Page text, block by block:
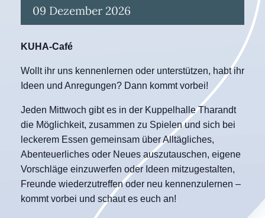
09 Dezember 2026
KUHA-Café
Wollt ihr uns kennenlernen oder unterstützen, habt ihr
Ideen und Anregungen? Dann kommt vorbei!
Jeden Mittwoch gibt es in der Kuppelhalle Tharandt
die Möglichkeit, zusammen zu Spielen und sich bei
leckerem Essen gemeinsam über Alltägliches,
Abenteuerliches oder Neues auszutauschen, eigene
Vorschläge einzuwerfen oder Ideen mitzugestalten,
Freunde wiederzutreffen oder neu kennenzulernen –
kommt vorbei und schaut es euch an!